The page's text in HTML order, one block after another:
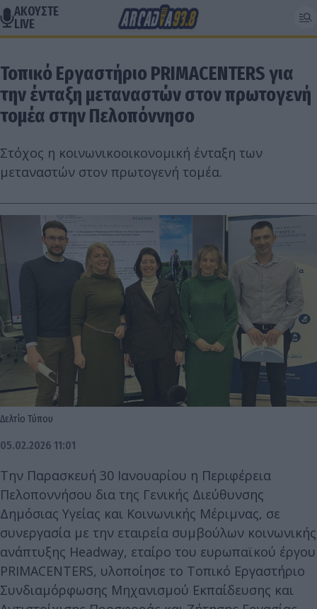
ΑΚΟΥΣΤΕ
LIVE
Τοπικό Εργαστήριο PRIMACENTERS για
την ένταξη μεταναστών στον πρωτογενή
τομέα στην Πελοπόννησο
Στόχος η κοινωνικοοικονομική ένταξη των
μεταναστών στον πρωτογενή τομέα.
Δελτίο Τύπου
05.02.2026 11:01
Την Παρασκευή 30 Ιανουαρίου η Περιφέρεια
Πελοποννήσου δια της Γενικής Διεύθυνσης
Δημόσιας Υγείας και Κοινωνικής Μέριμνας, σε
συνεργασία με την εταιρεία συμβούλων κοινωνικής
ανάπτυξης Headway, εταίρο του ευρωπαϊκού έργου
PRIMACENTERS, υλοποίησε το Τοπικό Εργαστήριο
Συνδιαμόρφωσης Μηχανισμού Εκπαίδευσης και